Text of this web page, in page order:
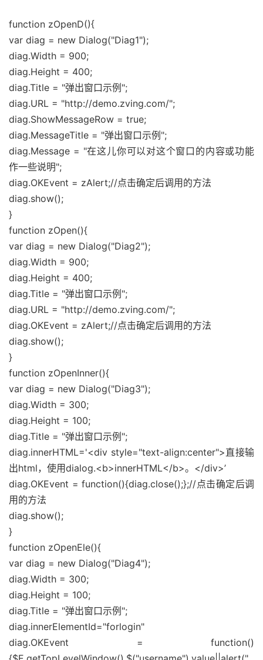
function zOpenD(){
var diag = new Dialog("Diag1");
diag.Width = 900;
diag.Height = 400;
diag.Title = "弹出窗口示例";
diag.URL = "http://demo.zving.com/";
diag.ShowMessageRow = true;
diag.MessageTitle = "弹出窗口示例";
diag.Message = "在这儿你可以对这个窗口的内容或功能
作一些说明";
diag.OKEvent = zAlert;//点击确定后调用的方法
diag.show();
}
function zOpen(){
var diag = new Dialog("Diag2");
diag.Width = 900;
diag.Height = 400;
diag.Title = "弹出窗口示例";
diag.URL = "http://demo.zving.com/";
diag.OKEvent = zAlert;//点击确定后调用的方法
diag.show();
}
function zOpenInner(){
var diag = new Dialog("Diag3");
diag.Width = 300;
diag.Height = 100;
diag.Title = "弹出窗口示例";
diag.innerHTML='<div style="text-align:center">直接输
出html，使用dialog.<b>innerHTML</b>。</div>’
diag.OKEvent = function(){diag.close();};//点击确定后调
用的方法
diag.show();
}
function zOpenEle(){
var diag = new Dialog("Diag4");
diag.Width = 300;
diag.Height = 100;
diag.Title = "弹出窗口示例";
diag.innerElementId="forlogin"
diag.OKEvent = function()